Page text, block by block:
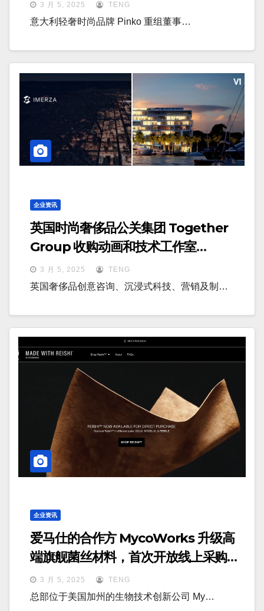
3 月 5, 2025 TENG
意大利轻奢时尚品牌 Pinko 重组董事…
企业资讯
英国时尚奢侈品公关集团 Together
Group 收购动画和技术工作室
IMERZA 和 Visualisation One
3 月 5, 2025 TENG
英国奢侈品创意咨询、沉浸式科技、营销及制…
企业资讯
爱马仕的合作方 MycoWorks 升级高
端旗舰菌丝材料，首次开放线上采购平
台3 月 5, 2025 TENG
总部位于美国加州的生物技术创新公司 My…